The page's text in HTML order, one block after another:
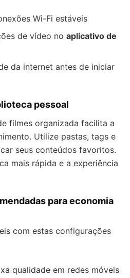
Wi-Fi estáveis
de vídeo no aplicativo de
da internet antes de iniciar
pessoal
filmes organizada facilita a
Utilize pastas, tags e
seus conteúdos favoritos.
mais rápida e a experiência
para economia
com estas configurações
qualidade em redes móveis